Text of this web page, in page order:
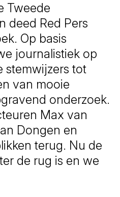
Tweede
deed Red Pers
Op basis
journalistiek op
stemwijzers tot
van mooie
onderzoek.
Max van
Dongen en
terug. Nu de
de rug is en we